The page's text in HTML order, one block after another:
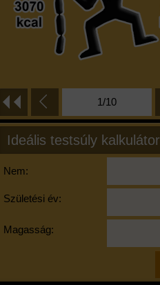
1/10
Ideális testsúly kalkulátor
Nem:
Születési év:
Magasság: